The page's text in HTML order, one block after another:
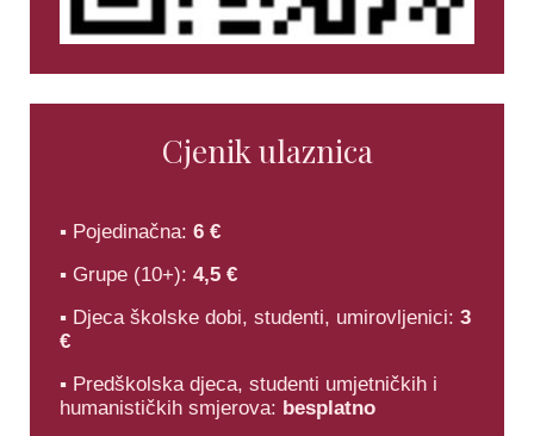
Cjenik ulaznica
▪ Pojedinačna: 6 €
▪ Grupe (10+): 4,5 €
▪ Djeca školske dobi, studenti, umirovljenici: 3
€
▪ Predškolska djeca, studenti umjetničkih i
humanističkih smjerova: besplatno